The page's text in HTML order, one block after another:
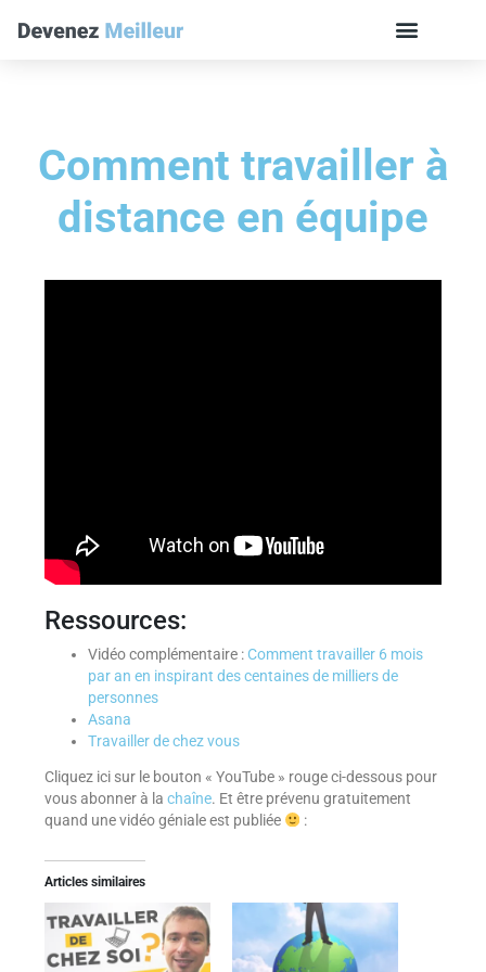
Comment travailler à
distance en équipe
Ressources:
Vidéo complémentaire : Comment travailler 6 mois
par an en inspirant des centaines de milliers de
personnes
Asana
Travailler de chez vous
Cliquez ici sur le bouton « YouTube » rouge ci-dessous pour
vous abonner à la chaîne. Et être prévenu gratuitement
quand une vidéo géniale est publiée
:
Articles similaires